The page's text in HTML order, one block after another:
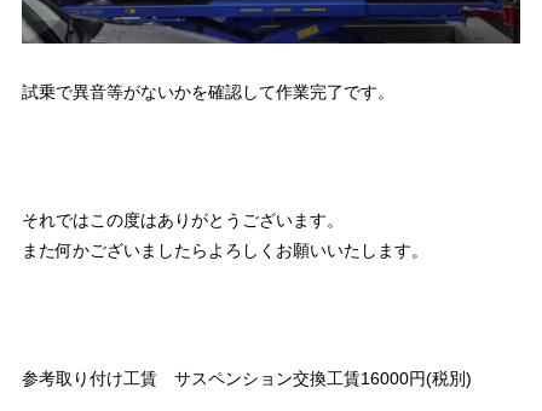
試乗で異音等がないかを確認して作業完了です。
それではこの度はありがとうございます。
また何かございましたらよろしくお願いいたします。
参考取り付け工賃 サスペンション交換工賃16000円(税別)